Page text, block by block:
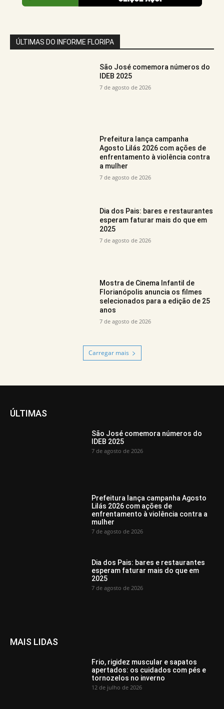
ÚLTIMAS DO INFORME FLORIPA
São José comemora números do
IDEB 2025
7 de agosto de 2026
Prefeitura lança campanha
Agosto Lilás 2026 com ações de
enfrentamento à violência contra
a mulher
7 de agosto de 2026
Dia dos Pais: bares e restaurantes
esperam faturar mais do que em
2025
7 de agosto de 2026
Mostra de Cinema Infantil de
Florianópolis anuncia os filmes
selecionados para a edição de 25
anos
7 de agosto de 2026
Carregar mais
ÚLTIMAS
São José comemora números do
IDEB 2025
7 de agosto de 2026
Prefeitura lança campanha Agosto
Lilás 2026 com ações de
enfrentamento à violência contra a
mulher
7 de agosto de 2026
Dia dos Pais: bares e restaurantes
esperam faturar mais do que em
2025
7 de agosto de 2026
MAIS LIDAS
Frio, rigidez muscular e sapatos
apertados: os cuidados com pés e
tornozelos no inverno
12 de julho de 2026